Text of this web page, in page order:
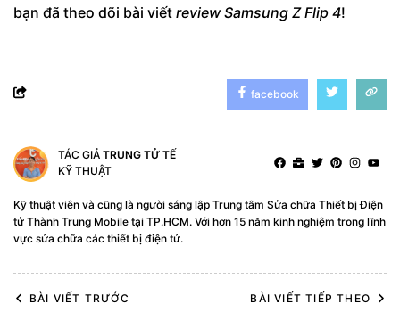
bạn đã theo dõi bài viết review Samsung Z Flip 4!
facebook
TÁC GIẢ TRUNG TỬ TẾ
KỸ THUẬT
Kỹ thuật viên và cũng là người sáng lập Trung tâm Sửa chữa Thiết bị Điện
tử Thành Trung Mobile tại TP.HCM. Với hơn 15 năm kinh nghiệm trong lĩnh
vực sửa chữa các thiết bị điện tử.
BÀI VIẾT TRƯỚC BÀI VIẾT TIẾP THEO